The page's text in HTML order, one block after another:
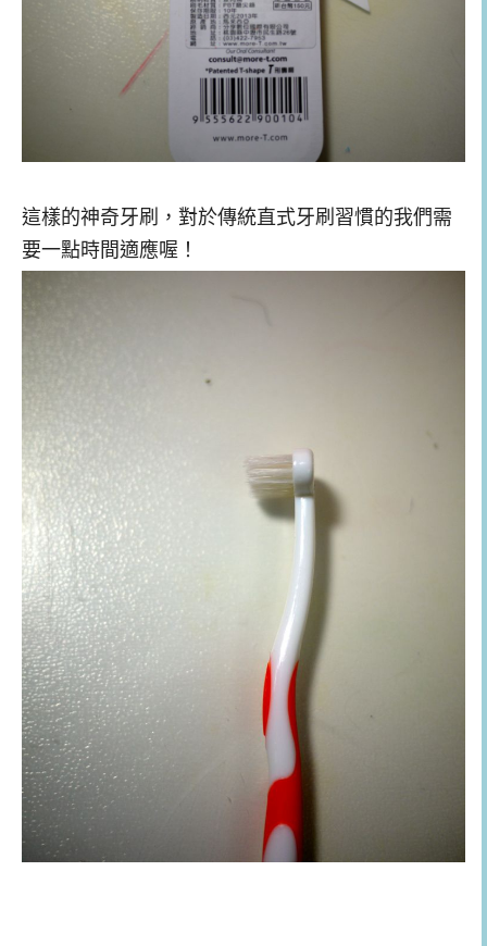
這樣的神奇牙刷，對於傳統直式牙刷習慣的我們需
要一點時間適應喔！